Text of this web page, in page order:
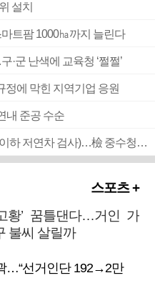
설치
트팜 1000㏊까지 늘린다
군 난색에 교육청 ‘쩔쩔’
에 막힌 지역기업 응원
내 준공 수순
■ 검사 신분 버리고 직급하향(10년 이하 저연차 검사)…檢 중수청행 기피
스포츠 +
황’ 꿈틀댄다…거인 가
불씨 살릴까
…“선거인단 192→2만